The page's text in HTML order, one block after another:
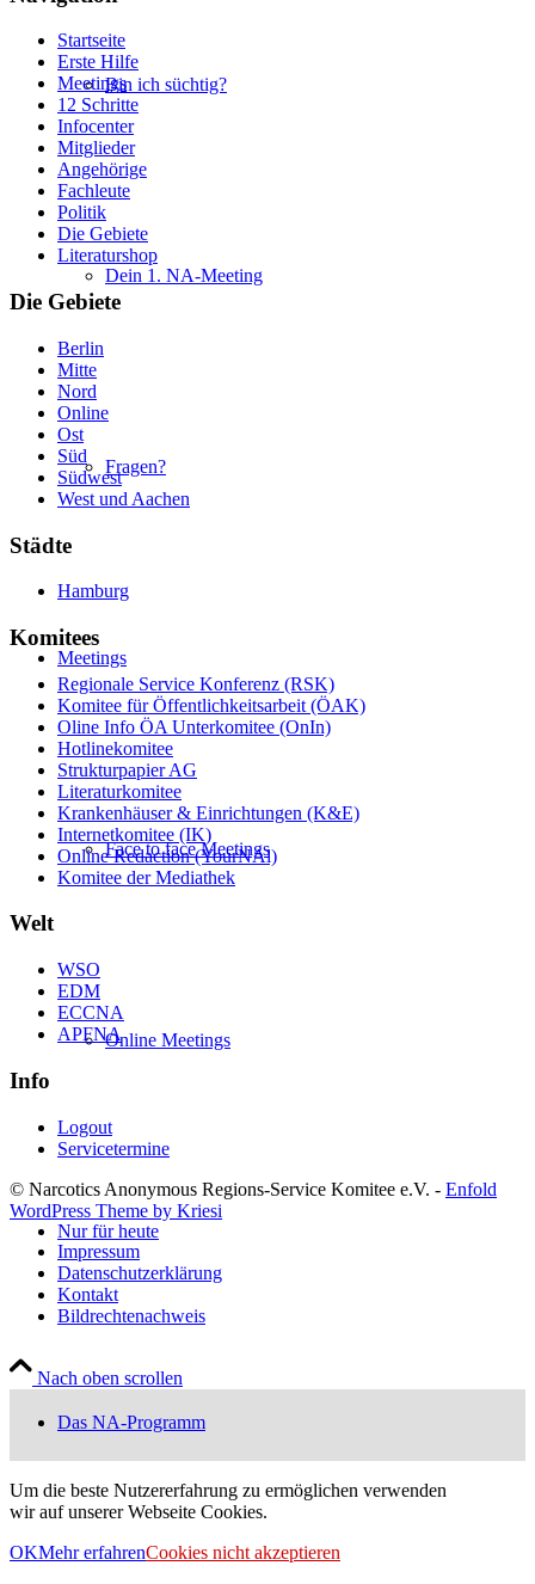
Bin ich süchtig?
Dein 1. NA-Meeting
Fragen?
Meetings
Face to face Meetings
Online Meetings
Nur für heute
Das NA-Programm
Startseite
Erste Hilfe
Meetings
12 Schritte
Infocenter
Mitglieder
Angehörige
Fachleute
Politik
Die Gebiete
Literaturshop
Die Gebiete
Berlin
Mitte
Nord
Online
Ost
Süd
Südwest
West und Aachen
Städte
Hamburg
Komitees
Regionale Service Konferenz (RSK)
Komitee für Öffentlichkeitsarbeit (ÖAK)
Oline Info ÖA Unterkomitee (OnIn)
Hotlinekomitee
Strukturpapier AG
Literaturkomitee
Krankenhäuser & Einrichtungen (K&E)
Internetkomitee (IK)
Online Redaction (YourNAl)
Komitee der Mediathek
Welt
WSO
EDM
ECCNA
APFNA
Info
Logout
Servicetermine
© Narcotics Anonymous Regions-Service Komitee e.V. - Enfold
WordPress Theme by Kriesi
Impressum
Datenschutzerklärung
Kontakt
Bildrechtenachweis
Nach oben scrollen
Um die beste Nutzererfahrung zu ermöglichen verwenden
wir auf unserer Webseite Cookies.
OKMehr erfahrenCookies nicht akzeptieren